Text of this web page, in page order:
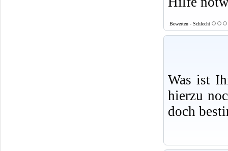
Bewerten - Schlecht
Was ist
hierzu
doch